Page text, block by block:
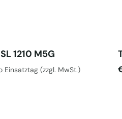
1210 M5G
Einsatztag (zzgl. MwSt.)